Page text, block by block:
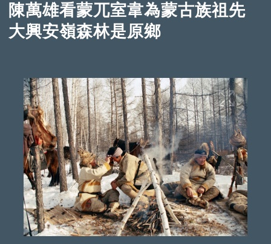
陳萬雄看蒙兀室韋為蒙古族祖先
大興安嶺森林是原鄉